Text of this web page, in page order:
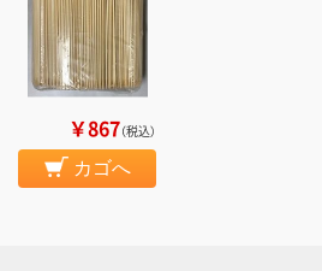
￥867（税込）
カゴへ